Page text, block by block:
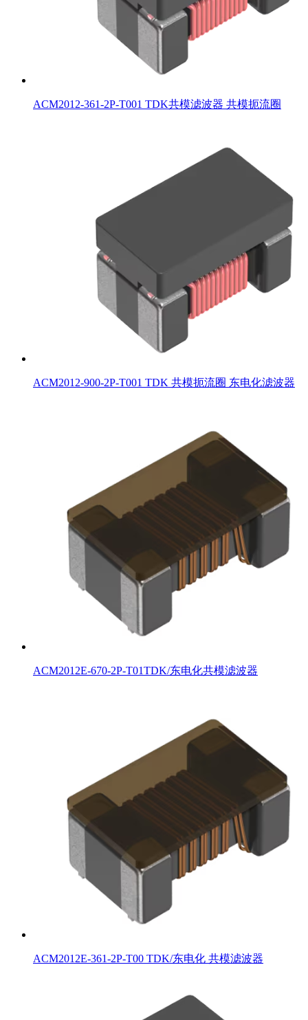
ACM2012-361-2P-T001 TDK共模滤波器 共模扼流圈
ACM2012-900-2P-T001 TDK 共模扼流圈 东电化滤波器
ACM2012E-670-2P-T01TDK/东电化共模滤波器
ACM2012E-361-2P-T00 TDK/东电化 共模滤波器